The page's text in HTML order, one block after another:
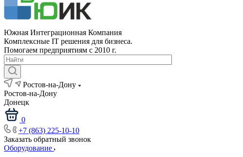
Южная Интеграционная Компания
Комплексные IT решения для бизнеса.
Помогаем предприятиям с 2010 г.
Ростов-на-Дону
Ростов-на-Дону
Донецк
0
+7 (863) 225-10-10
Заказать обратный звонок
Оборудование